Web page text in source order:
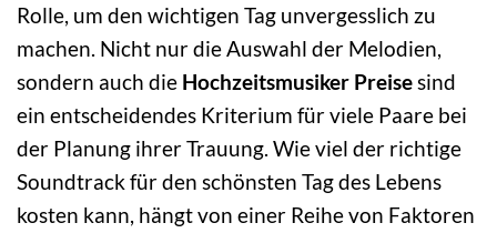
Rolle, um den wichtigen Tag unvergesslich zu
machen. Nicht nur die Auswahl der Melodien,
sondern auch die Hochzeitsmusiker Preisesind
ein entscheidendes Kriterium für viele Paare bei
der Planung ihrer Trauung. Wie viel der richtige
Soundtrack für den schönsten Tag des Lebens
kosten kann, hängt von einer Reihe von Faktoren